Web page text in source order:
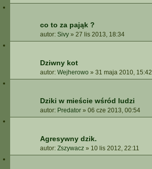
co to za pająk ?
autor: Sivy » 27 lis 2013, 18:34
Dziwny kot
autor: Wejherowo » 31 maja 2010, 15:42
Dziki w mieście wśród ludzi
autor: Predator » 06 cze 2013, 00:54
Agresywny dzik.
autor: Zszywacz » 10 lis 2012, 22:11